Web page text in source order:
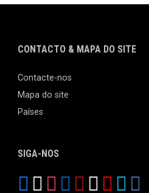
CONTACTO & MAPA DO SITE
Contacte-nos
Mapa do site
Países
SIGA-NOS